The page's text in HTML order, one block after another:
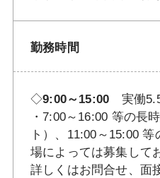
勤務時間
◇9:00～15:00 実働
・7:00～16:00 等の長
ト）、11:00～15:00
場によっては募集して
詳しくはお問合せ、面